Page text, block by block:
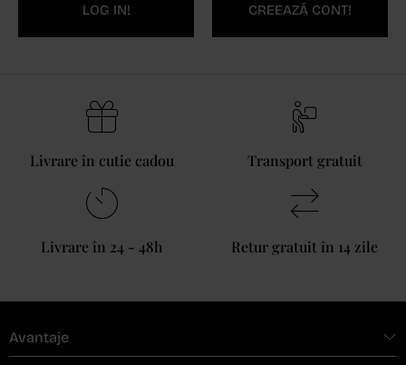
LOG IN! CREEAZĂ CONT!
Livrare în cutie cadou Transport gratuit
Livrare în 24 - 48h Retur gratuit în 14 zile
Avantaje